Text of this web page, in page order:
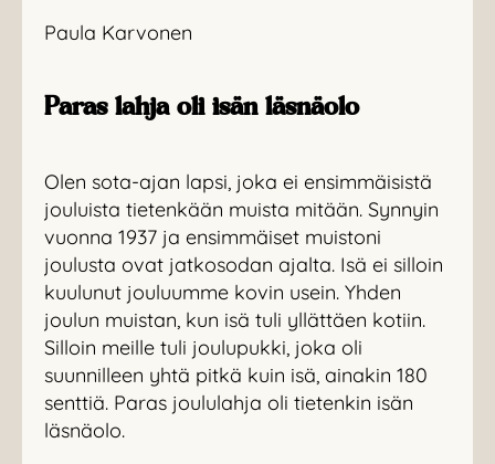
Paula Karvonen
Paras lahja oli isän läsnäolo
Olen sota-ajan lapsi, joka ei ensimmäisistä
jouluista tietenkään muista mitään. Synnyin
vuonna 1937 ja ensimmäiset muistoni
joulusta ovat jatkosodan ajalta. Isä ei silloin
kuulunut jouluumme kovin usein. Yhden
joulun muistan, kun isä tuli yllättäen kotiin.
Silloin meille tuli joulupukki, joka oli
suunnilleen yhtä pitkä kuin isä, ainakin 180
senttiä. Paras joululahja oli tietenkin isän
läsnäolo.